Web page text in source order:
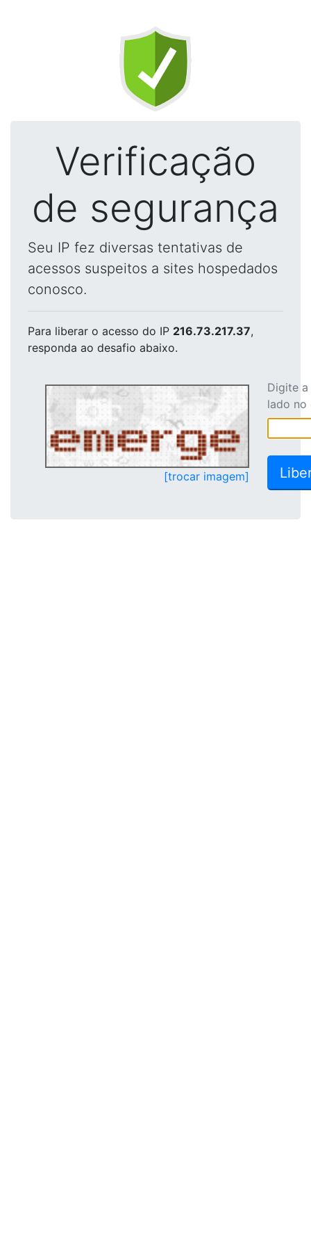
Verificação
de segurança
Seu IP fez diversas tentativas de
acessos suspeitos a sites hospedados
conosco.
Para liberar o acesso do IP 216.73.217.37,
responda ao desafio abaixo.
[trocar imagem]
Digite
lado no